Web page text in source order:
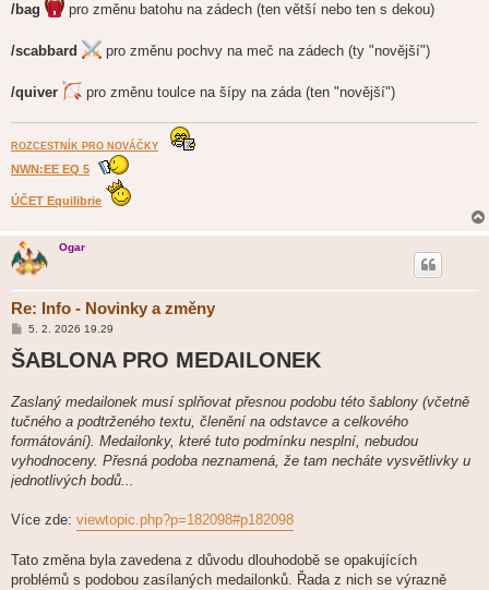
/bag pro změnu batohu na zádech (ten větší nebo ten s dekou)
/scabbard pro změnu pochvy na meč na zádech (ty "novější")
/quiver pro změnu toulce na šípy na záda (ten "novější")
ROZCESTNÍK PRO NOVÁČKY
NWN:EE EQ 5
ÚČET Equilibrie
Ogar
Re: Info - Novinky a změny
P
í
s
v
e
5. 2. 2026 19.29
ŠABLONA PRO MEDAILONEK
Zaslaný medailonek musí splňovat přesnou podobu této šablony (včetně
tučného a podtrženého textu, členění na odstavce a celkového
formátování). Medailonky, které tuto podmínku nesplní, nebudou
vyhodnoceny. Přesná podoba neznamená, že tam necháte vysvětlivky u
jednotlivých bodů...
Více zde: viewtopic.php?p=182098#p182098
Tato změna byla zavedena z důvodu dlouhodobě se opakujících
problémů s podobou zasílaných medailonků. Řada z nich se výrazně